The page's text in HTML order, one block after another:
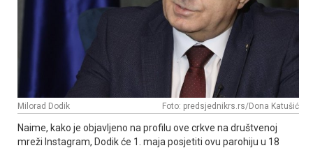
Milorad Dodik Foto: predsjednikrs.rs/Dona Katušić
Naime, kako je objavljeno na profilu ove crkve na društvenoj
mreži Instagram, Dodik će 1. maja posjetiti ovu parohiju u 18